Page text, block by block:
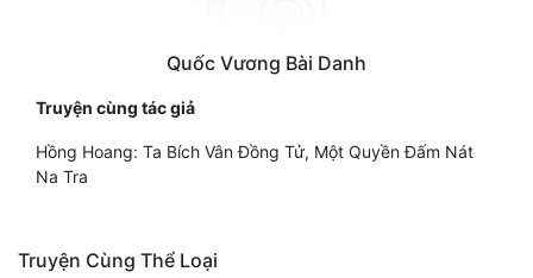
Quốc Vương Bài Danh
Truyện cùng tác giả
Hồng Hoang: Ta Bích Vân Đồng Tử, Một Quyền Đấm Nát
Na Tra
Truyện Cùng Thể Loại